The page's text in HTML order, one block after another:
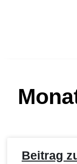
Beitrag